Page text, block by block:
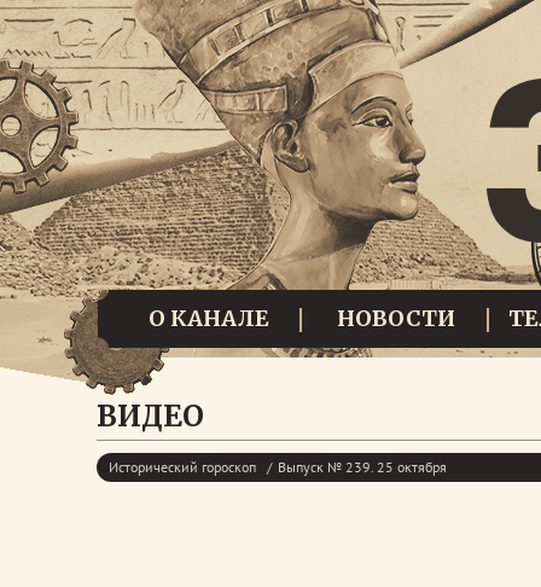
О КАНАЛЕ НОВОСТИ
ВИДЕО
Исторический гороскоп Выпуск № 239. 25 октября